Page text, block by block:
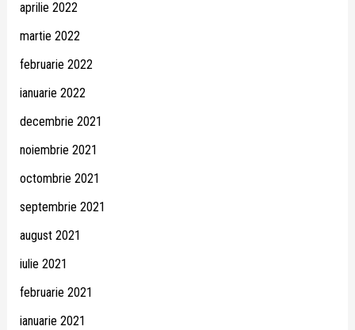
aprilie 2022
martie 2022
februarie 2022
ianuarie 2022
decembrie 2021
noiembrie 2021
octombrie 2021
septembrie 2021
august 2021
iulie 2021
februarie 2021
ianuarie 2021